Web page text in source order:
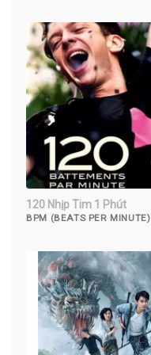
120 Nhịp Tim 1 Phút
BPM (BEATS PER MINUTE)